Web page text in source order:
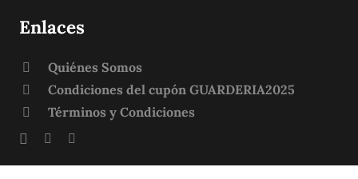
Enlaces
Quiénes Somos
Condiciones del cupón GUARDERIA2025
Términos y Condiciones